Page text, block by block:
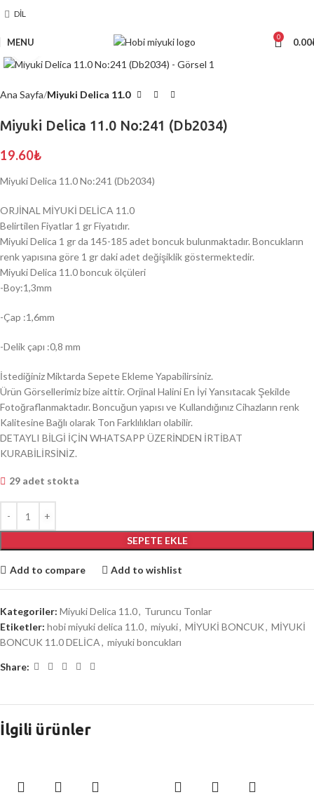
DIL
MENU 0 0.00
Ana Sayfa Miyuki Delica 11.0
Miyuki Delica 11.0 No:241 (Db2034)
19.60₺
Miyuki Delica 11.0 No:241 (Db2034)
ORJİNAL MİYUKİ DELİCA 11.0
Belirtilen Fiyatlar 1 gr Fiyatıdır.
Miyuki Delica 1 gr da 145-185 adet boncuk bulunmaktadır. Boncukların
renk yapısına göre 1 gr daki adet değişiklik göstermektedir.
Miyuki Delica 11.0 boncuk ölçüleri
-Boy:1,3mm
-Çap :1,6mm
-Delik çapı :0,8 mm
İstediğiniz Miktarda Sepete Ekleme Yapabilirsiniz.
Ürün Görsellerimiz bize aittir. Orjinal Halini En İyi Yansıtacak Şekilde
Fotoğraflanmaktadır. Boncuğun yapısı ve Kullandığınız Cihazların renk
Kalitesine Bağlı olarak Ton Farklılıkları olabilir.
DETAYLI BİLGİ İÇİN WHATSAPP ÜZERİNDEN İRTİBAT
KURABİLİRSİNİZ.
29 adet stokta
SEPETE EKLE
Add to compare Add to wishlist
Kategoriler: Miyuki Delica 11.0, Turuncu Tonlar
Etiketler: hobi miyuki delica 11.0, miyuki, MİYUKİ BONCUK, MİYUKİ
BONCUK 11.0 DELİCA, miyuki boncukları
Share:
İlgili ürünler